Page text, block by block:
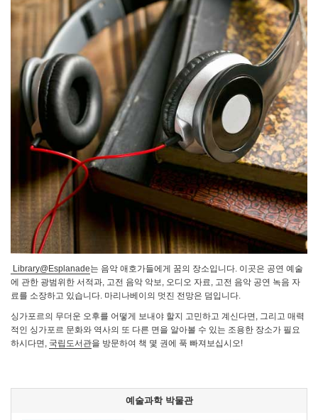
Library@Esplanade는 음악 애호가들에게 꿈의 장소입니다. 이곳은 공연 예술
에 관한 광범위한 서적과, 고전 음악 악보, 오디오 자료, 고전 음악 공연 녹음 자
료를 소장하고 있습니다. 마리나베이의 멋진 전망은 덤입니다.
싱가포르의 무더운 오후를 어떻게 보내야 할지 고민하고 계신다면, 그리고 매력
적인 싱가포르 문화와 역사의 또 다른 면을 알아볼 수 있는 조용한 장소가 필요
하시다면, 국립도서관을 방문하여 책 몇 권에 푹 빠져보십시오!
예술과학 박물관